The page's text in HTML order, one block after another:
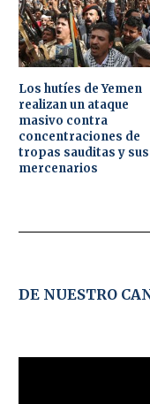
Los hutíes de Yemen
realizan un ataque
masivo contra
concentraciones de
tropas sauditas y sus
mercenarios
DE NUESTRO